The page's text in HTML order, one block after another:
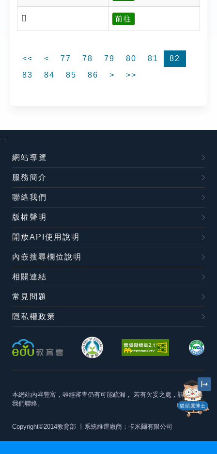
𠋿 前往
<< < 77 78 79 80 81
82
83
84 85 86 > >>
貓頭鷹博士
:::
網站導覽
服務簡介
聯絡我們
版權聲明
開放API使用說明
內嵌搜尋欄位說明
相關連結
常見問題
隱私權政策
本網站內容豐富，雖經審查仍有可能疏漏， 若有欠妥之處，請隨時與
我們聯絡。
Copyright©2014教育部 丨系統維運廠商：卡米爾有限公司